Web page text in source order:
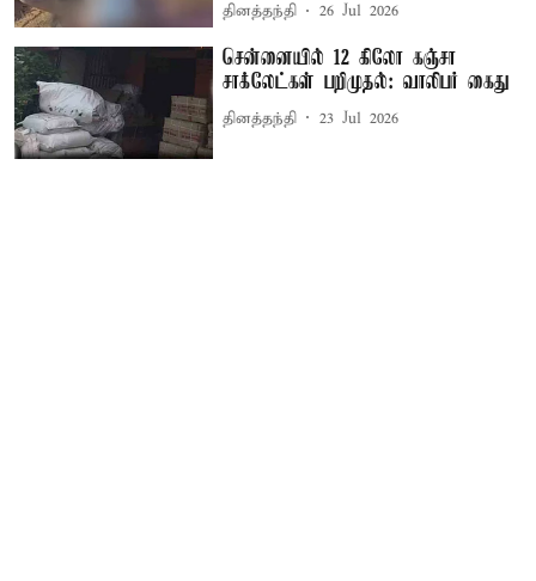
தினத்தந்தி 26 Jul 2026
சென்னையில் 12 கிலோ கஞ்சா
சாக்லேட்கள் பறிமுதல்: வாலிபர் கைது
தினத்தந்தி 23 Jul 2026